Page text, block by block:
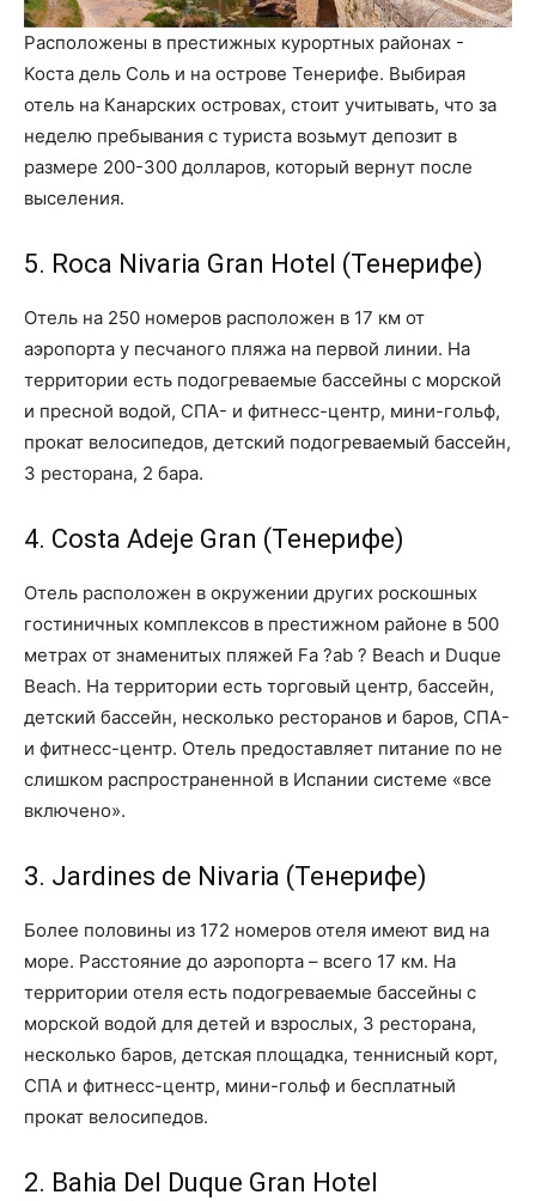
Расположены в престижных курортных районах -
Коста дель Соль и на острове Тенерифе. Выбирая
отель на Канарских островах, стоит учитывать, что за
неделю пребывания с туриста возьмут депозит в
размере 200-300 долларов, который вернут после
выселения.
5. Roca Nivaria Gran Hotel (Тенерифе)
Отель на 250 номеров расположен в 17 км от
аэропорта у песчаного пляжа на первой линии. На
территории есть подогреваемые бассейны с морской
и пресной водой, СПА- и фитнесс-центр, мини-гольф,
прокат велосипедов, детский подогреваемый бассейн,
3 ресторана, 2 бара.
4. Costa Adeje Gran (Тенерифе)
Отель расположен в окружении других роскошных
гостиничных комплексов в престижном районе в 500
метрах от знаменитых пляжей Fa ?ab ? Beach и Duque
Beach. На территории есть торговый центр, бассейн,
детский бассейн, несколько ресторанов и баров, СПА-
и фитнесс-центр. Отель предоставляет питание по не
слишком распространенной в Испании системе «все
включено».
3. Jardines de Nivaria (Тенерифе)
Более половины из 172 номеров отеля имеют вид на
море. Расстояние до аэропорта – всего 17 км. На
территории отеля есть подогреваемые бассейны с
морской водой для детей и взрослых, 3 ресторана,
несколько баров, детская площадка, теннисный корт,
СПА и фитнесс-центр, мини-гольф и бесплатный
прокат велосипедов.
2. Bahia Del Duque Gran Hotel